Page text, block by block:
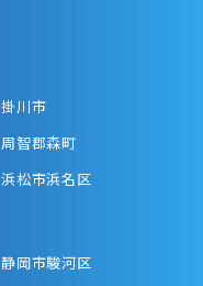
掛川市
周智郡森町
浜松市浜名区
静岡市駿河区